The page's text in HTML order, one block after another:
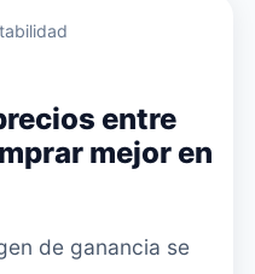
entre
mejor en
de ganancia se